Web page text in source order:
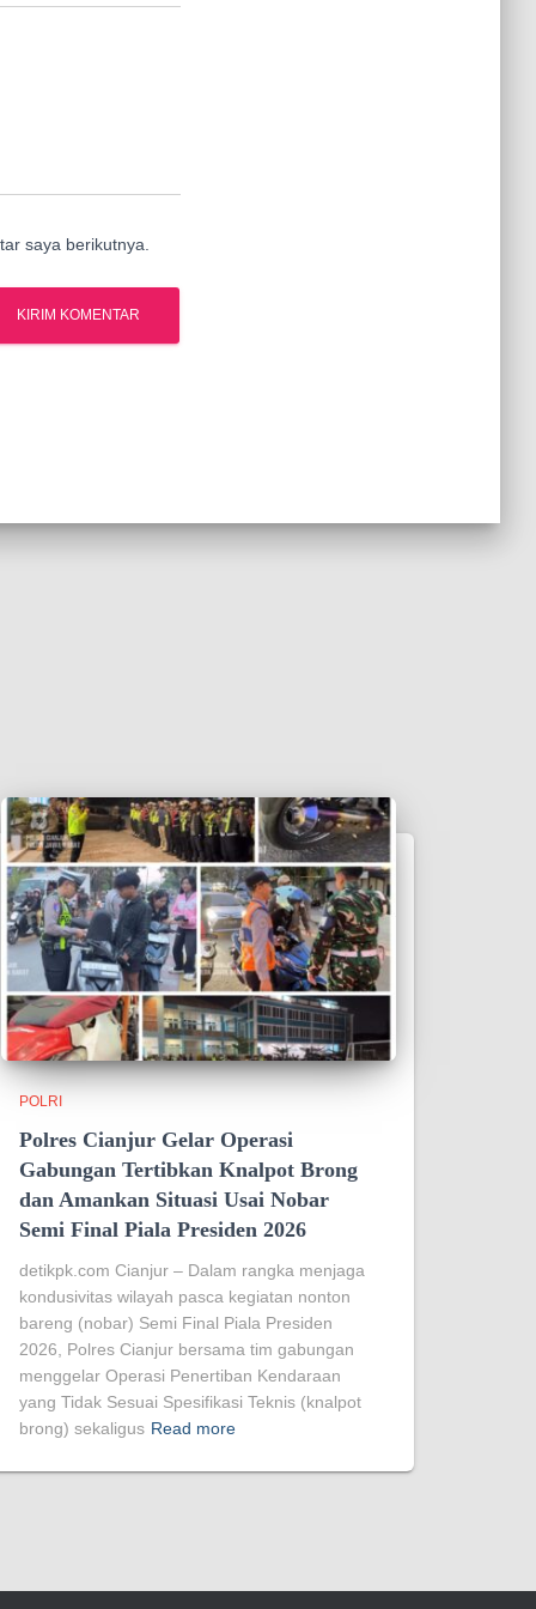
saya berikutnya.
POLRI
Polres Cianjur Gelar Operasi
Gabungan Tertibkan Knalpot Brong
dan Amankan Situasi Usai Nobar
Semi Final Piala Presiden 2026
detikpk.com Cianjur – Dalam rangka menjaga
kondusivitas wilayah pasca kegiatan nonton
bareng (nobar) Semi Final Piala Presiden
2026, Polres Cianjur bersama tim gabungan
menggelar Operasi Penertiban Kendaraan
yang Tidak Sesuai Spesifikasi Teknis (knalpot
brong) sekaligus Read more